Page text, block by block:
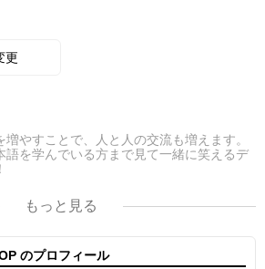
更
やすことで、人と人の交流も増えます。
語を学んでいる方まで見て一緒に笑えるデ
委員になりましょう！
もっと見る
のプロフィール